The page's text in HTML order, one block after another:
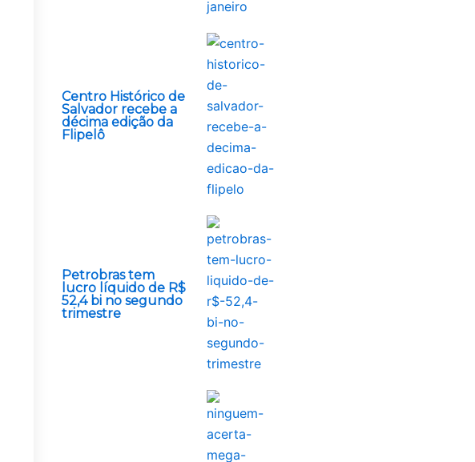
Centro Histórico de
Salvador recebe a
décima edição da
Flipelô
Petrobras tem
lucro líquido de R$
52,4 bi no segundo
trimestre